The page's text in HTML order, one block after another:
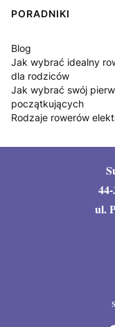
PORADNIKI
Blog
Jak wybrać idealny
dla rodziców
Jak wybrać swój
początkujących
Rodzaje rowerów
ul.